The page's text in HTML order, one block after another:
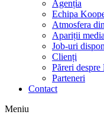
Agenția
Echipa
Atmosfera
Apariții media
Job-uri
Clienți
Păreri
Parteneri
Contact
Meniu